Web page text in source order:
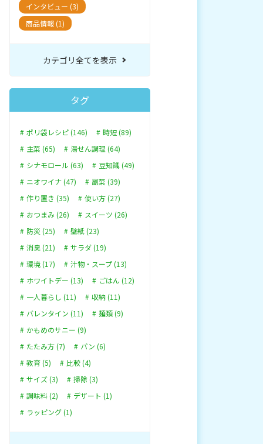
インタビュー (3)
商品情報 (1)
カテゴリ全てを表示
タグ
ポリ袋レシピ (146)
時短 (89)
主菜 (65)
湯せん調理 (64)
シナモロール (63)
豆知識 (49)
ニオワイナ (47)
副菜 (39)
作り置き (35)
使い方 (27)
おつまみ (26)
スイーツ (26)
防災 (25)
壁紙 (23)
消臭 (21)
サラダ (19)
環境 (17)
汁物・スープ (13)
ホワイトデー (13)
ごはん (12)
一人暮らし (11)
収納 (11)
バレンタイン (11)
麺類 (9)
かもめのサニー (9)
たたみ方 (7)
パン (6)
教育 (5)
比較 (4)
サイズ (3)
掃除 (3)
調味料 (2)
デザート (1)
ラッピング (1)